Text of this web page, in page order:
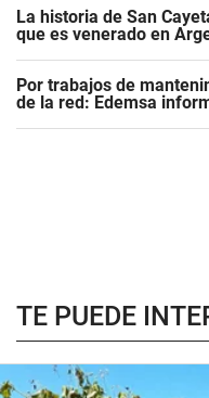
La historia de San
que es venerado en
Por trabajos de
de la red: Edemsa
TE PUEDE